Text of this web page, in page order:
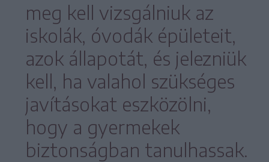
meg kell vizsgálniuk az
iskolák, óvodák épületeit,
azok állapotát, és jelezniük
kell, ha valahol szükséges
javításokat eszközölni,
hogy a gyermekek
biztonságban tanulhassak.